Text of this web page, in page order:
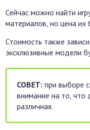
Сейчас можно найти
материалов, но цена их
Стоимость также
эксклюзивные модели
СОВЕТ: при выборе
внимание на то, что
различная.